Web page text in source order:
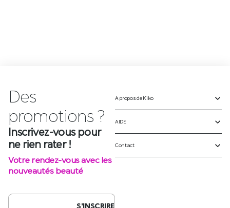
Des
Inscrivez-vous pour
ne rien rater !
Votre rendez-vous avec les
nouveautés beauté
A propos de Kiko
AIDE
Contact
SUIVEZ-NOUS SUR